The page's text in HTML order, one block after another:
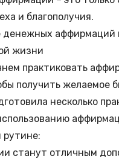
и благополучия.
денежных аффирмаций
жизни
практиковать
получить желаемое
несколько
станут отличным